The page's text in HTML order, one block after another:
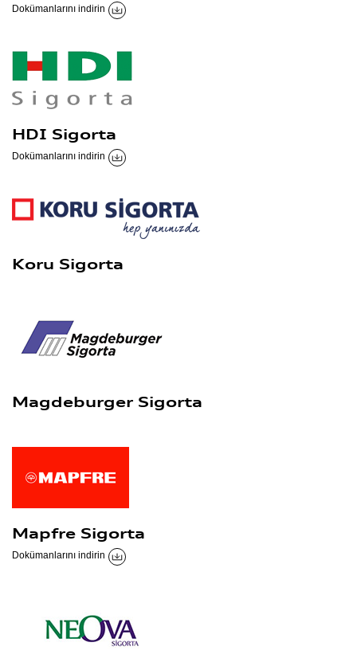
Dokümanlarını indirin
HDI Sigorta
Dokümanlarını indirin
Koru Sigorta
Magdeburger Sigorta
Mapfre Sigorta
Dokümanlarını indirin